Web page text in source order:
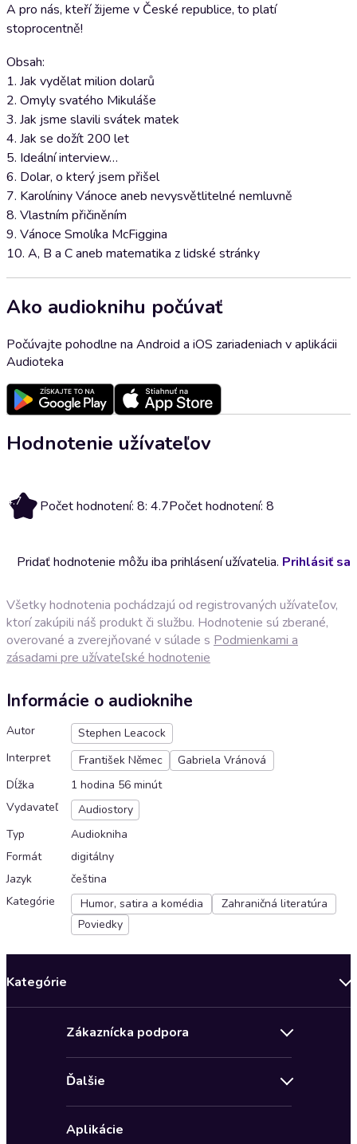
A pro nás, kteří žijeme v České republice, to platí
stoprocentně!
Obsah:
1. Jak vydělat milion dolarů
2. Omyly svatého Mikuláše
3. Jak jsme slavili svátek matek
4. Jak se dožít 200 let
5. Ideální interview…
6. Dolar, o který jsem přišel
7. Karolíniny Vánoce aneb nevysvětlitelné nemluvně
8. Vlastním přičiněním
9. Vánoce Smolíka McFiggina
10. A, B a C aneb matematika z lidské stránky
Ako audioknihu počúvať
Počúvajte pohodlne na Android a iOS zariadeniach v aplikácii
Audioteka
Hodnotenie užívateľov
4.7 Počet hodnotení: 8: 4.7Počet hodnotení: 8
Pridať hodnotenie môžu iba prihlásení užívatelia. Prihlásiť sa
Všetky hodnotenia pochádzajú od registrovaných užívateľov,
ktorí zakúpili náš produkt či službu. Hodnotenie sú zberané,
overované a zverejňované v súlade s Podmienkami a
zásadami pre užívateľské hodnotenie
Informácie o audioknihe
Autor
Stephen Leacock
Interpret
František Němec
Gabriela Vránová
Dĺžka
1 hodina 56 minút
Vydavateľ
Audiostory
Typ
Audiokniha
Formát
digitálny
Jazyk
čeština
Kategórie
Humor, satira a komédia
Zahraničná literatúra
Poviedky
Kategórie
Fantasy a sci-fi
Zákaznícka podpora
Kontakt a pomocník
Ďalšie
Aplikácie